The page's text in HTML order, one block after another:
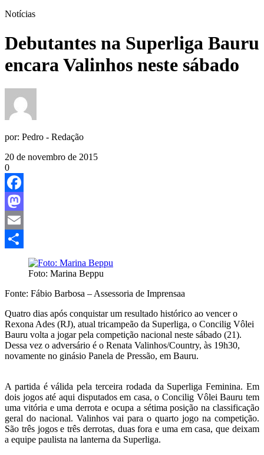
Notícias
Debutantes na Superliga Bauru
encara Valinhos neste sábado
por: Pedro - Redação
20 de novembro de 2015
0
Facebook
Mastodon
Email
Foto: Marina Beppu
Fonte: Fábio Barbosa – Assessoria de Imprensaa
Quatro dias após conquistar um resultado histórico ao vencer o
Rexona Ades (RJ), atual tricampeão da Superliga, o Concilig Vôlei
Bauru volta a jogar pela competição nacional neste sábado (21).
Dessa vez o adversário é o Renata Valinhos/Country, às 19h30,
novamente no ginásio Panela de Pressão, em Bauru.
A partida é válida pela terceira rodada da Superliga Feminina. Em
dois jogos até aqui disputados em casa, o Concilig Vôlei Bauru tem
uma vitória e uma derrota e ocupa a sétima posição na classificação
geral do nacional. Valinhos vai para o quarto jogo na competição.
São três jogos e três derrotas, duas fora e uma em casa, que deixam
a equipe paulista na lanterna da Superliga.